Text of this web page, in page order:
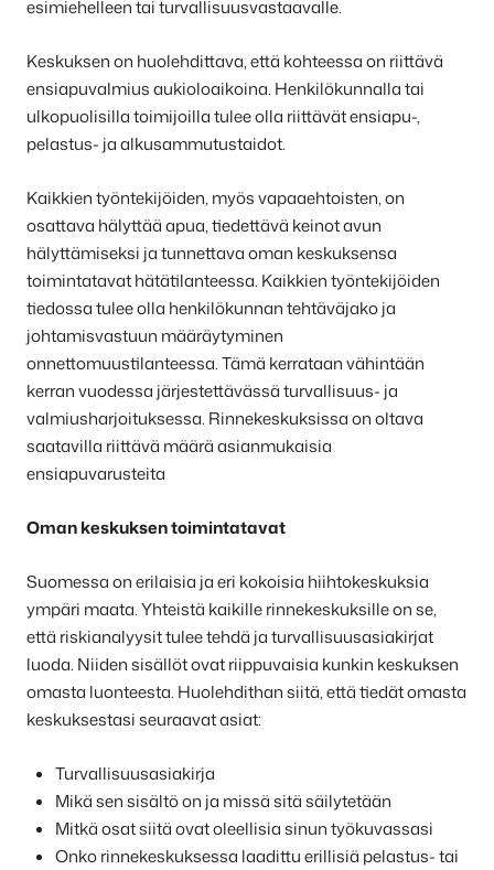
esimiehelleen tai turvallisuusvastaavalle.
Keskuksen on huolehdittava, että kohteessa on riittävä
ensiapuvalmius aukioloaikoina. Henkilökunnalla tai
ulkopuolisilla toimijoilla tulee olla riittävät ensiapu-,
pelastus- ja alkusammutustaidot.
Kaikkien työntekijöiden, myös vapaaehtoisten, on
osattava hälyttää apua, tiedettävä keinot avun
hälyttämiseksi ja tunnettava oman keskuksensa
toimintatavat hätätilanteessa. Kaikkien työntekijöiden
tiedossa tulee olla henkilökunnan tehtäväjako ja
johtamisvastuun määräytyminen
onnettomuustilanteessa. Tämä kerrataan vähintään
kerran vuodessa järjestettävässä turvallisuus- ja
valmiusharjoituksessa. Rinnekeskuksissa on oltava
saatavilla riittävä määrä asianmukaisia
ensiapuvarusteita
Oman keskuksen toimintatavat
Suomessa on erilaisia ja eri kokoisia hiihtokeskuksia
ympäri maata. Yhteistä kaikille rinnekeskuksille on se,
että riskianalyysit tulee tehdä ja turvallisuusasiakirjat
luoda. Niiden sisällöt ovat riippuvaisia kunkin keskuksen
omasta luonteesta. Huolehdithan siitä, että tiedät omasta
keskuksestasi seuraavat asiat:
Turvallisuusasiakirja
Mikä sen sisältö on ja missä sitä säilytetään
Mitkä osat siitä ovat oleellisia sinun työkuvassasi
Onko rinnekeskuksessa laadittu erillisiä pelastus- tai